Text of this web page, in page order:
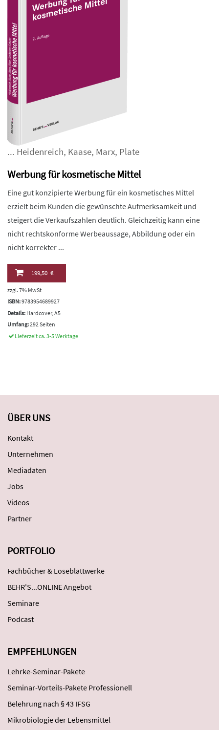
... Heidenreich, Kaase, Marx, Plate
Werbung für kosmetische Mittel
Eine gut konzipierte Werbung für ein kosmetisches Mittel
erzielt beim Kunden die gewünschte Aufmerksamkeit und
steigert die Verkaufszahlen deutlich. Gleichzeitig kann eine
nicht rechtskonforme Werbeaussage, Abbildung oder ein
nicht korrekter ...
199,50 €
zzgl. 7% MwSt
ISBN:9783954689927
Details: Hardcover, A5
Umfang:292 Seiten
Lieferzeit ca. 3-5 Werktage
ÜBER UNS
Kontakt
Unternehmen
Mediadaten
Jobs
Videos
Partner
PORTFOLIO
Fachbücher & Loseblattwerke
BEHR'S...ONLINE Angebot
Seminare
Podcast
EMPFEHLUNGEN
Lehrke-Seminar-Pakete
Seminar-Vorteils-Pakete Professionell
Belehrung nach § 43 IFSG
Mikrobiologie der Lebensmittel